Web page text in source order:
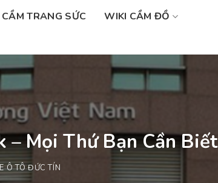
CẦM TRANG SỨC
WIKI CẦM ĐỒ
– Mọi Thứ Bạn Cần Biết
Ô TÔ ĐỨC TÍN